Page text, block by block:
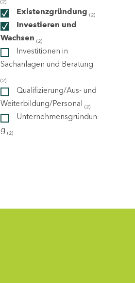
(2)
Existenzgründung (2)
Investieren und
Wachsen (2)
Investitionen in
Sachanlagen und Beratung
(2)
Qualifizierung/Aus- und
Weiterbildung/Personal (2)
Unternehmensgründun
g (2)